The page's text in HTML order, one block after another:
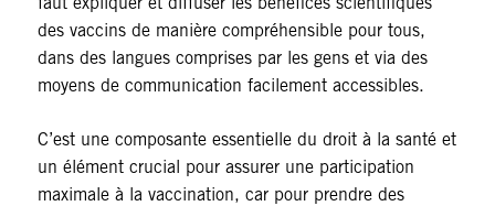
des vaccins de manière compréhensible pour tous,
dans des langues comprises par les gens et via des
moyens de communication facilement accessibles.
C’est une composante essentielle du droit à la santé et
un élément crucial pour assurer une participation
maximale à la vaccination, car pour prendre des